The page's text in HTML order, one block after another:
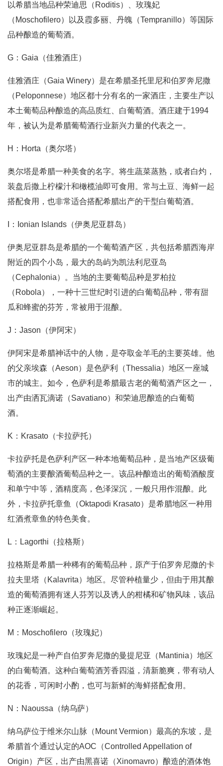
以希腊当地品种荣迪思（Roditis）、玫瑰妃
（Moschofilero）以及霞多丽、丹魄（Tempranillo）等国际
品种酿造的葡萄酒。
G：Gaia（佳雅酒庄）
佳雅酒庄（Gaia Winery）是在希腊圣托里尼和伯罗奔尼撒
（Peloponnese）地区都十分有名的一家酒庄，主要生产以
本土葡萄品种酿造的高品质红、白葡萄酒。酒庄建于1994
年，被认为是希腊葡萄酒行业新兴力量的代表之一。
H：Horta（奥尔塔）
奥尔塔是希腊一种美食的名字。将生蔬菜蒸熟，或者白灼，
装盘后撒上柠檬汁和橄榄油即可食用。常与土豆、海鲜一起
搭配食用，也非常适合搭配希腊出产的干型白葡萄酒。
I：Ionian Islands（伊奥尼亚群岛）
伊奥尼亚群岛是希腊的一个葡萄酒产区，共包括希腊西海岸
附近的四个小岛，最大的岛屿为凯法利尼亚岛
（Cephalonia）。当地的主要葡萄品种是罗柏拉
（Robola），一种十三世纪时引进的白葡萄品种，带有甜
瓜和蜂蜜的芬芳，常被用于混酿。
J：Jason（伊阿宋）
伊阿宋是希腊神话中的人物，是夺取金羊毛的主要英雄。他
的父亲埃森（Aeson）是色萨利（Thessalia）地区一座城
市的城主。如今，色萨利是希腊最古老的葡萄酒产区之一，
出产由洒瓦滴诺（Savatiano）和荣迪思酿造的白葡萄
酒。
K：Krasato（卡拉萨托）
卡拉萨托是色萨利产区一种本地葡萄品种，是当地产区级葡
萄酒的主要酿酒葡萄品种之一。该品种酿造出的葡萄酒酸度
和单宁中等，酒精度高，色泽深沉，一般只用作混酿。此
外，卡拉萨托章鱼（Oktapodi Krasato）是希腊地区一种用
红酒煮章鱼的特色美食。
L：Lagorthi（拉格斯）
拉格斯是希腊一种稀有的葡萄品种，原产于伯罗奔尼撒的卡
拉夫里塔（Kalavrita）地区。尽管种植量少，但由于用其酿
造的葡萄酒拥有迷人芬芳以及诱人的柑橘和矿物风味，该品
种正逐渐崛起。
M：Moschofilero（玫瑰妃）
玫瑰妃是一种产自伯罗奔尼撒的曼提尼亚（Mantinia）地区
的白葡萄酒。这种白葡萄酒芳香四溢，清新脆爽，带有动人
的花香，可闲时小酌，也可与新鲜的海鲜搭配食用。
N：Naoussa（纳乌萨）
纳乌萨位于维米尔山脉（Mount Vermion）最高的东坡，是
希腊首个通过认定的AOC（Controlled Appellation of
Origin）产区，出产由黑喜诺（Xinomavro）酿造的酒体饱